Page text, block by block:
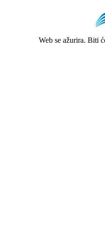
Web se ažurira. Biti